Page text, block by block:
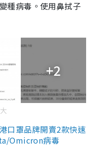
種病毒。使用鼻拭子
+2
口罩品牌開賣2款快速
Omicron病毒